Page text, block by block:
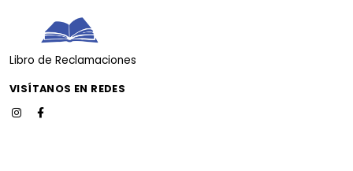
Libro de Reclamaciones
VISÍTANOS EN REDES